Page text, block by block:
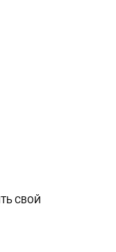
СВОЙ